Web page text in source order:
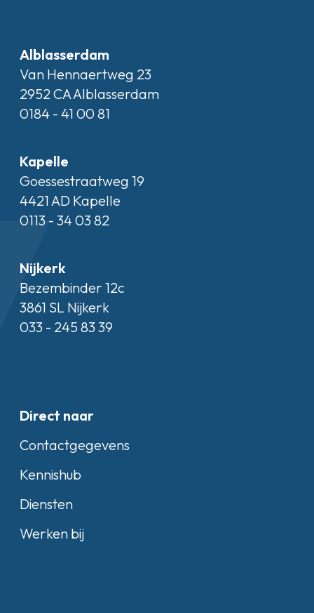
Alblasserdam
Van Hennaertweg 23
2952 CA Alblasserdam
0184 - 41 00 81
Kapelle
Goessestraatweg 19
4421 AD Kapelle
0113 - 34 03 82
Nijkerk
Bezembinder 12c
3861 SL Nijkerk
033 - 245 83 39
Direct naar
Contactgegevens
Kennishub
Diensten
Werken bij